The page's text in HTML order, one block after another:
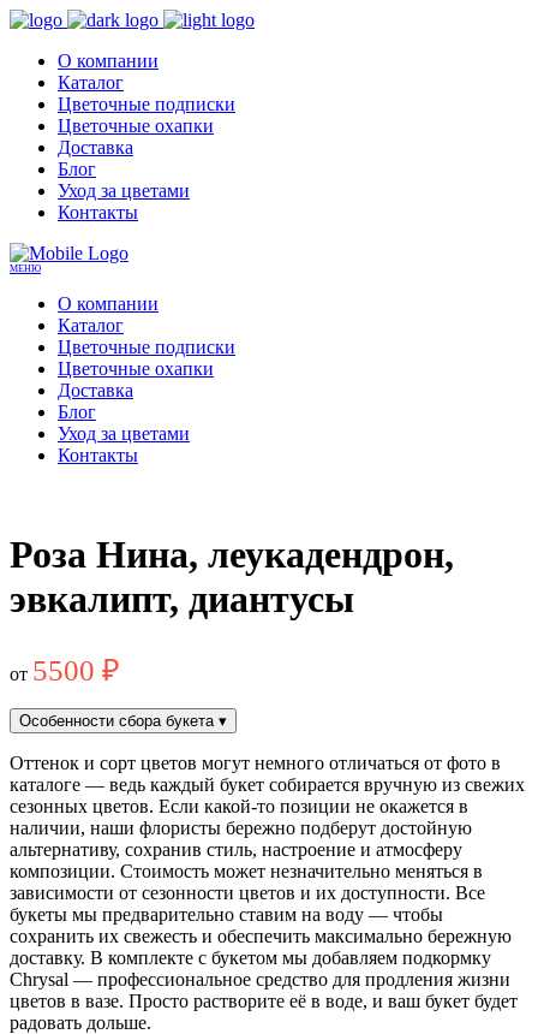
О компании
Каталог
Цветочные подписки
Цветочные охапки
Доставка
Блог
Уход за цветами
Контакты
МЕНЮ
О компании
Каталог
Цветочные подписки
Цветочные охапки
Доставка
Блог
Уход за цветами
Контакты
Роза Нина, леукадендрон,
эвкалипт, диантусы
от 5500 ₽
Особенности сбора букета ▾
Оттенок и сорт цветов могут немного отличаться от фото в
каталоге — ведь каждый букет собирается вручную из свежих
сезонных цветов. Если какой-то позиции не окажется в
наличии, наши флористы бережно подберут достойную
альтернативу, сохранив стиль, настроение и атмосферу
композиции. Стоимость может незначительно меняться в
зависимости от сезонности цветов и их доступности. Все
букеты мы предварительно ставим на воду — чтобы
сохранить их свежесть и обеспечить максимально бережную
доставку. В комплекте с букетом мы добавляем подкормку
Chrysal — профессиональное средство для продления жизни
цветов в вазе. Просто растворите её в воде, и ваш букет будет
радовать дольше.